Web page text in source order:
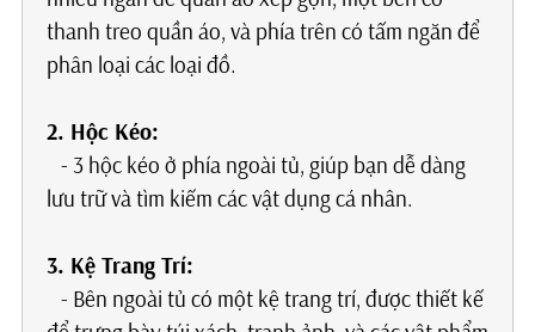
thanh treo quần áo, và phía trên có tấm ngăn để
phân loại các loại đồ.
2. Hộc Kéo:
- 3 hộc kéo ở phía ngoài tủ, giúp bạn dễ dàng
lưu trữ và tìm kiếm các vật dụng cá nhân.
3. Kệ Trang Trí:
- Bên ngoài tủ có một kệ trang trí, được thiết kế